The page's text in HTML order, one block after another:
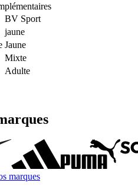
BV Sport
jaune
Jaune
Mixte
Adulte
marques